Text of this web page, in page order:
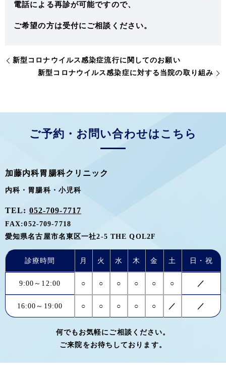
電話による再診が可能ですので、
ご希望の方は受付にご相談ください。
新型コロナウイルス感染症流行に関してのお願い
新型コロナウイルス感染症に対する当院の取り組み
ご予約・お問い合わせはこちら
加藤内科胃腸科クリニック
内科・胃腸科・小児科
TEL: 052-709-7717
FAX:052-709-7718
愛知県名古屋市名東区一社2-5 THE QOL2F
診療時間 月 火 水 木 金 土 日・祝
9:00～12:00 ○ ○ ○ ○ ○ ○ ／
16:00～19:00 ○ ○ ○ ○ ○ ／ ／
何でもお気軽にご相談ください。
ご来院をお待ちしております。